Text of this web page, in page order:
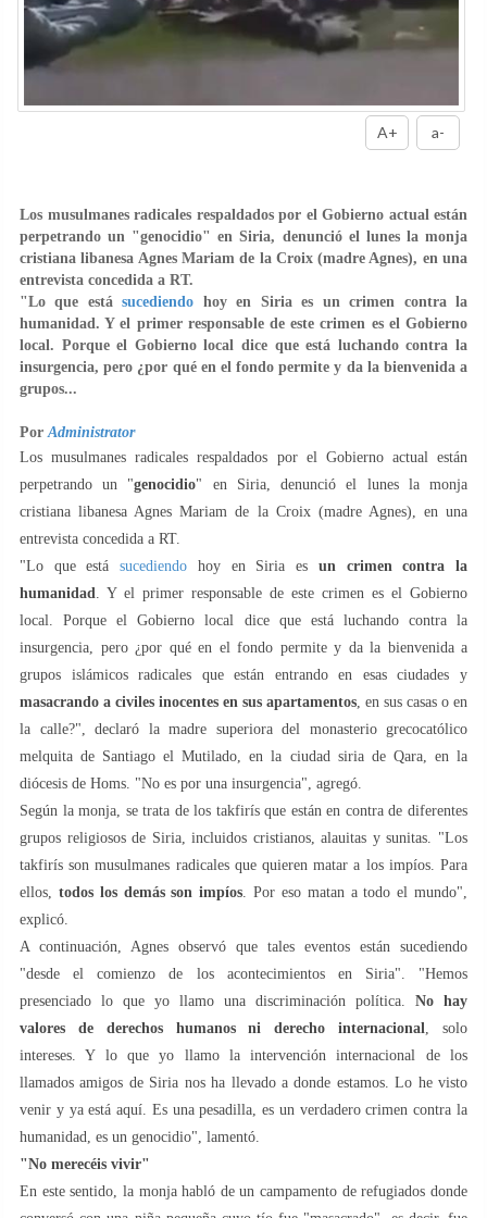
A+ a-
Los musulmanes radicales respaldados por el Gobierno actual están
perpetrando un "genocidio" en Siria, denunció el lunes la monja
cristiana libanesa Agnes Mariam de la Croix (madre Agnes), en una
entrevista concedida a RT.
"Lo que estásucediendo hoy en Siria es un crimen contra la
humanidad . Y el primer responsable de este crimen es el Gobierno
local. Porque el Gobierno local dice que está luchando contra la
insurgencia, pero ¿por qué en el fondo permite y da la bienvenida a
grupos...
Por Administrator
Los musulmanes radicales respaldados por el Gobierno actual están
perpetrando un "genocidio" en Siria, denunció el lunes la monja
cristiana libanesa Agnes Mariam de la Croix (madre Agnes), en una
entrevista concedida a RT.
"Lo que estásucediendo hoy en Siria es un crimen contra la
humanidad
. Y el primer responsable de este crimen es el Gobierno
local. Porque el Gobierno local dice que está luchando contra la
insurgencia, pero ¿por qué en el fondo permite y da la bienvenida a
grupos islámicos radicales que están entrando en esas ciudades y
masacrando a civiles inocentes en sus apartamentos , en sus casas o en
la calle?", declaró la madre superiora del monasterio grecocatólico
melquita de Santiago el Mutilado, en la ciudad siria de Qara, en la
diócesis de Homs. "No es por una insurgencia", agregó.
Según la monja, se trata de los takfirís que están en contra de diferentes
grupos religiosos de Siria, incluidos cristianos, alauitas y sunitas. "Los
takfirís son musulmanes radicales que quieren matar a los impíos. Para
ellos, todos los demás son impíos . Por eso matan a todo el mundo",
explicó.
A continuación, Agnes observó que tales eventos están sucediendo
"desde el comienzo de los acontecimientos en Siria". "Hemos
presenciado lo que yo llamo una discriminación política. No hay
valores de derechos humanos ni derecho internacional
, solo
intereses. Y lo que yo llamo la intervención internacional de los
llamados amigos de Siria nos ha llevado a donde estamos. Lo he visto
venir y ya está aquí. Es una pesadilla, es un verdadero crimen contra la
humanidad, es un genocidio", lamentó.
"No merecéis vivir"
En este sentido, la monja habló de un campamento de refugiados donde